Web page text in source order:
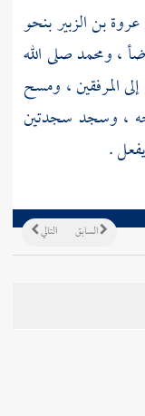
عروة بن الزبيربنحو
،ومحمدصلى الله
المرفقين ، ومسح
، وسجد سجدتين
يفعل .
التالي السابق